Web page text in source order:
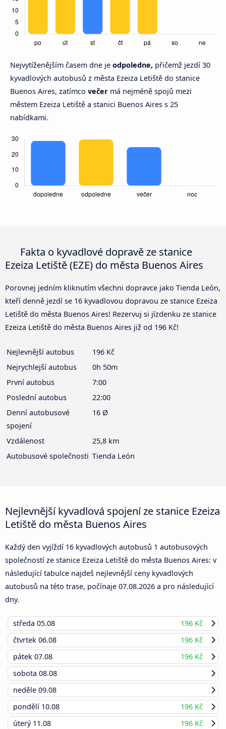
Nejvytíženějším časem dne je odpoledne, přičemž jezdí 30
kyvadlových autobusů z města Ezeiza Letiště do stanice
Buenos Aires, zatímco večer má nejméně spojů mezi
městem Ezeiza Letiště a stanici Buenos Aires s 25
nabídkami.
Fakta o kyvadlové dopravě ze stanice
Ezeiza Letiště (EZE) do města Buenos Aires
Porovnej jedním kliknutím všechni dopravce jako Tienda León,
kteří denně jezdí se 16 kyvadlovou dopravou ze stanice Ezeiza
Letiště do města Buenos Aires! Rezervuj si jízdenku ze stanice
Ezeiza Letiště do města Buenos Aires již od 196 Kč!
Nejlevnější autobus
196 Kč
Nejrychlejší autobus
0h 50m
První autobus
7:00
Poslední autobus
22:00
Denní autobusové
spojení
16 Ø
Vzdálenost
25,8 km
Autobusové společnosti Tienda León
Nejlevnější kyvadlová spojení ze stanice Ezeiza
Letiště do města Buenos Aires
Každý den vyjíždí 16 kyvadlových autobusů 1 autobusových
společností ze stanice Ezeiza Letiště do města Buenos Aires: v
následující tabulce najdeš nejlevnější ceny kyvadlových
autobusů na této trase, počínaje 07.08.2026 a pro následující
dny.
středa 05.08
196 Kč
čtvrtek 06.08
196 Kč
pátek 07.08
196 Kč
sobota 08.08
neděle 09.08
pondělí 10.08
196 Kč
úterý 11.08 196 Kč